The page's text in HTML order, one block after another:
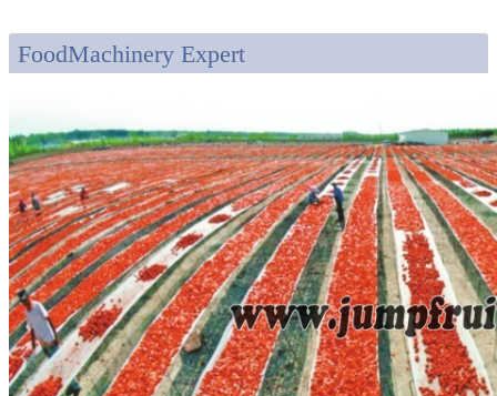
FoodMachinery Expert